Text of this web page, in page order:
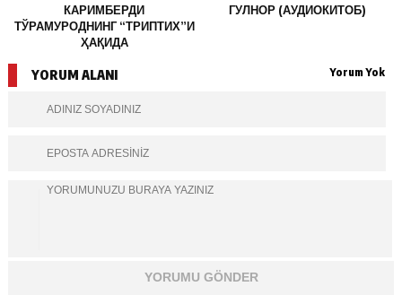
КАРИМБЕРДИ
ТЎРАМУРОДНИНГ “ТРИПТИХ”И
ҲАҚИДА
ГУЛНОР (АУДИОКИТОБ)
YORUM ALANI Yorum Yok
YORUMU GÖNDER